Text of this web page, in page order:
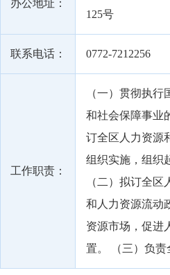
办公地址：
125号
联系电话： 0772-7212256
工作职责：
（一）贯彻执
和社会保障事业
订全区人力资源
组织实施，组织
（二）拟订全区
和人力资源流动
资源市场，促进
置。 （三）负责